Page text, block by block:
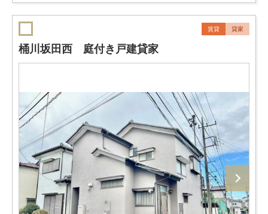
賃貸 貸家
桶川坂田西 庭付き戸建貸家